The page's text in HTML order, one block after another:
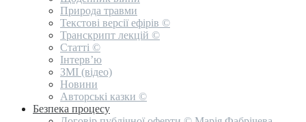
Природа травми
Текстові версії ефірів ©
Транскрипт лекцій ©
Статті ©
Інтерв’ю
ЗМІ (відео)
Новини
Авторські казки ©
Безпека процесу